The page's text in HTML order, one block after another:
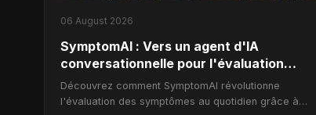
06 August 2026
SymptomAI : Vers un agent d'IA
conversationnelle pour l'évaluation
quotidienne des symptômes
Découvrez comment SymptomAI révolutionne
l'évaluation des symptômes au quotidien grâce à